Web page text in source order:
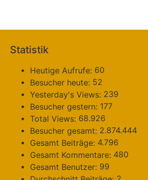
Statistik
Heutige Aufrufe: 60
Besucher heute: 52
Yesterday's Views: 239
Besucher gestern: 177
Total Views: 68.926
Besucher gesamt: 2.874.444
Gesamt Beiträge: 4.796
Gesamt Kommentare: 480
Gesamt Benutzer: 99